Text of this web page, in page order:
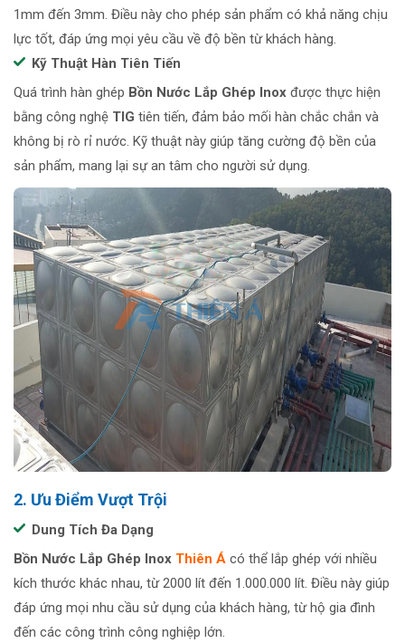
1mm đến 3mm. Điều này cho phép sản phẩm có khả năng chịu
lực tốt, đáp ứng mọi yêu cầu về độ bền từ khách hàng.
Kỹ Thuật Hàn Tiên Tiến
Quá trình hàn ghép Bồn Nước Lắp Ghép Inox được thực hiện
bằng công nghệ TIG tiên tiến, đảm bảo mối hàn chắc chắn và
không bị rò rỉ nước. Kỹ thuật này giúp tăng cường độ bền của
sản phẩm, mang lại sự an tâm cho người sử dụng.
2. Ưu Điểm Vượt Trội
Dung Tích Đa Dạng
Bồn Nước Lắp Ghép Inox Thiên Á có thể lắp ghép với nhiều
kích thước khác nhau, từ 2000 lít đến 1.000.000 lít. Điều này giúp
đáp ứng mọi nhu cầu sử dụng của khách hàng, từ hộ gia đình
đến các công trình công nghiệp lớn.